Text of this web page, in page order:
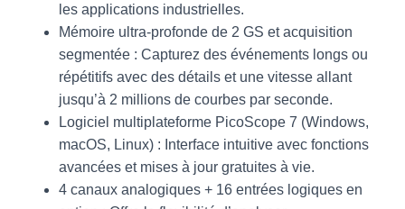
les applications industrielles.
Mémoire ultra-profonde de 2 GS et acquisition
segmentée : Capturez des événements longs ou
répétitifs avec des détails et une vitesse allant
jusqu’à 2 millions de courbes par seconde.
Logiciel multiplateforme PicoScope 7 (Windows,
macOS, Linux) : Interface intuitive avec fonctions
avancées et mises à jour gratuites à vie.
4 canaux analogiques + 16 entrées logiques en